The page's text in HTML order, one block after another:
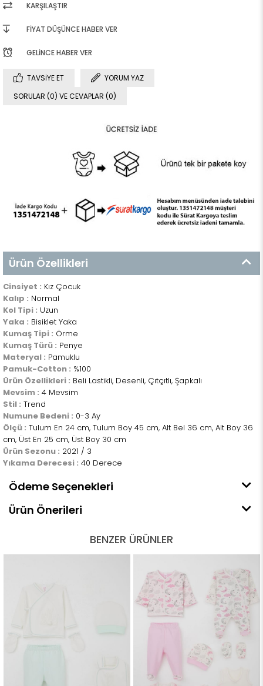
KARŞILAŞTIR
FIYAT DÜŞÜNCE HABER VER
GELINCE HABER VER
TAVSIYE ET
YORUM YAZ
SORULAR (0) VE CEVAPLAR (0)
Ürün Özellikleri
Cinsiyet : Kız Çocuk
Kalıp : Normal
Kol Tipi : Uzun
Yaka : Bisiklet Yaka
Kumaş Tipi : Örme
Kumaş Türü : Penye
Materyal : Pamuklu
Pamuk-Cotton : %100
Ürün Özellikleri : Beli Lastikli, Desenli, Çıtçıtlı, Şapkalı
Mevsim : 4 Mevsim
Stil : Trend
Numune Bedeni : 0-3 Ay
Ölçü : Tulum En 24 cm, Tulum Boy 45 cm, Alt Bel 36 cm, Alt Boy 36
cm, Üst En 25 cm, Üst Boy 30 cm
Ürün Sezonu : 2021 / 3
Yıkama Derecesi : 40 Derece
Ödeme Seçenekleri
Ürün Önerileri
BENZER ÜRÜNLER